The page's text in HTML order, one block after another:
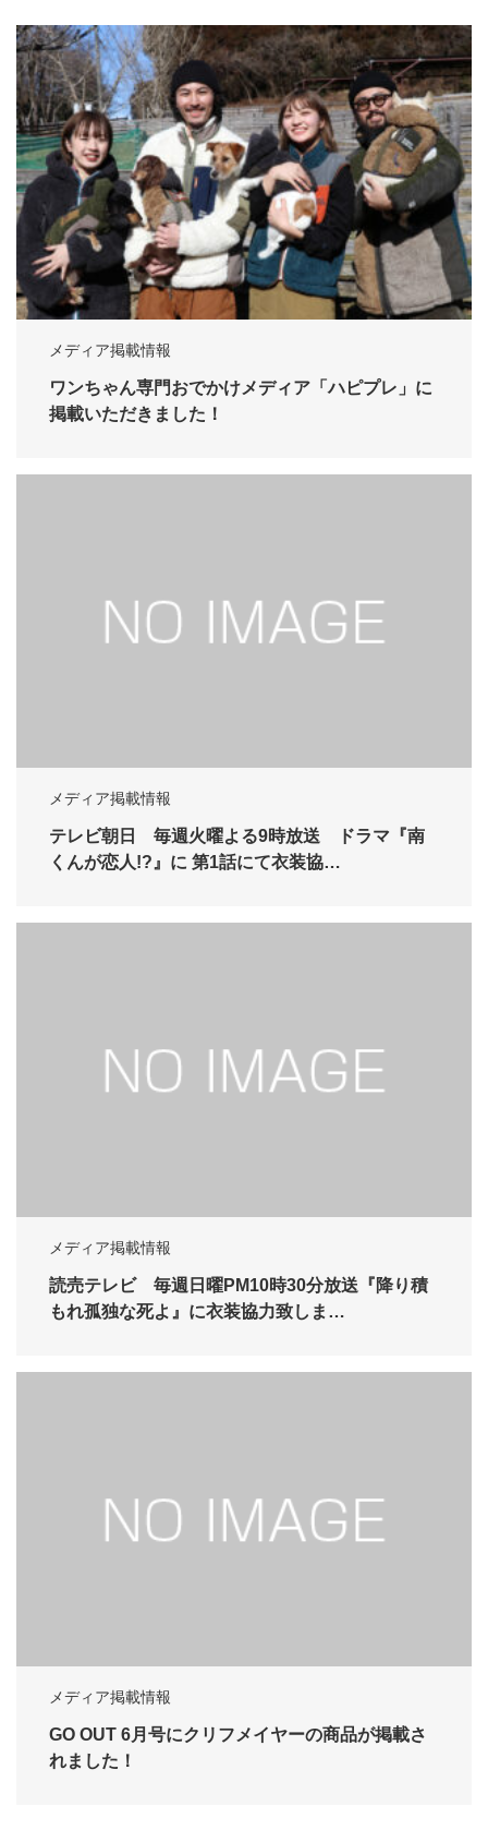
メディア掲載情報
ワンちゃん専門おでかけメディア「ハピプレ」に
掲載いただきました！
メディア掲載情報
テレビ朝日 毎週火曜よる9時放送 ドラマ『南
くんが恋人!?』に 第1話にて衣装協…
メディア掲載情報
読売テレビ 毎週日曜PM10時30分放送『降り積
もれ孤独な死よ』に衣装協力致しま…
メディア掲載情報
GO OUT 6月号にクリフメイヤーの商品が掲載さ
れました！